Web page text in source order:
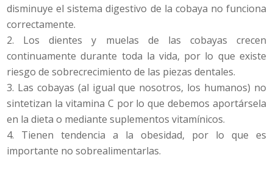
disminuye el sistema digestivo de la cobaya no funciona
correctamente.
Los dientes y muelas de las cobayas crecen
continuamente durante toda la vida, por lo que existe
riesgo de sobrecrecimiento de las piezas dentales.
Las cobayas (al igual que nosotros, los humanos) no
sintetizan la vitamina C por lo que debemos aportársela
en la dieta o mediante suplementos vitamínicos.
Tienen tendencia a la obesidad, por lo que es
importante no sobrealimentarlas.